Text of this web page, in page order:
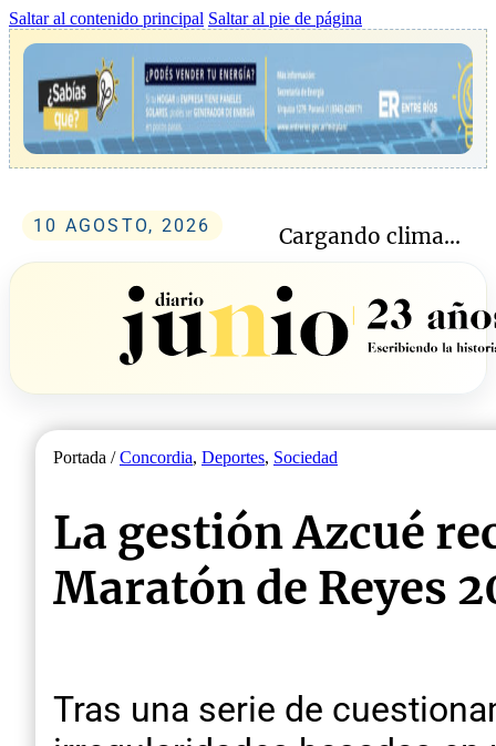
Saltar al contenido principal Saltar al pie de página
10 AGOSTO, 2026 Cargando clima...
Portada /Concordia, Deportes, Sociedad
La gestión Azcué
Maratón de Reyes
Tras una serie de